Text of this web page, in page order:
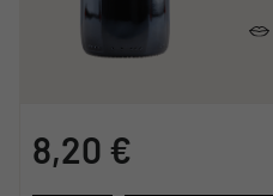
8,20 €